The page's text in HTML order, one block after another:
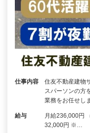
仕事内容
住友不動産建物
スパーソンの方
業務をお任せし
給与
月給236,000円
32,000円 ※…